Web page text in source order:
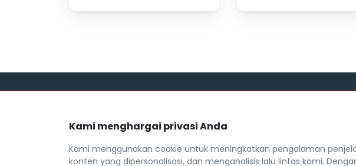
FAQ
Mocil.id by DSF dikembangkan sebagai
selama ini kesulitan dalam mencari
Kami menghargai privasi Anda
Kami menggunakan cookie untuk meningkatkan pengalaman
konten yang dipersonalisasi, dan menganalisis lalu lintas kami.